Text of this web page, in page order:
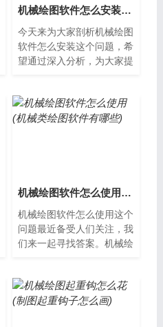
机械绘图软件怎么安装(机械画图纸用什么软件)
今天来为大家剖析机械绘图
软件怎么安装这个问题，希
望通过深入分析，为大家提
是一种方便...
机械绘图软件怎么使用(机械类绘图软件有哪些)
机械绘图软件怎么使用这个
问题最近备受人们关注，我
们来一起寻找答案。机械绘
和制造领域...